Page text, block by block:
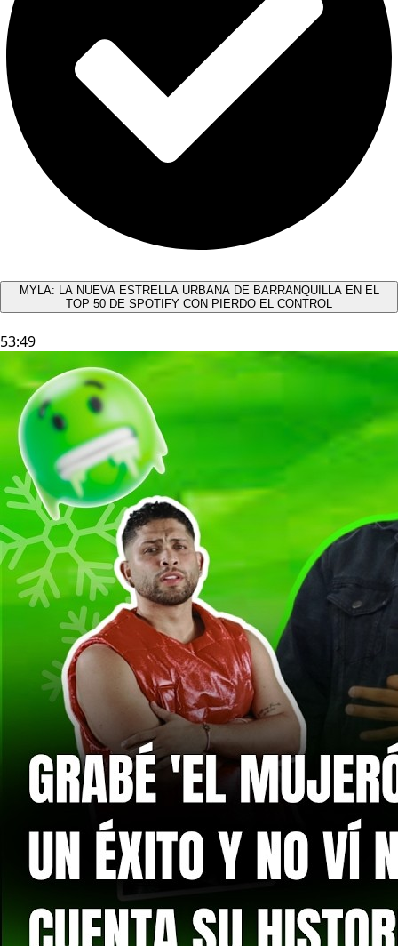
MYLA: LA NUEVA ESTRELLA URBANA DE BARRANQUILLA EN EL
TOP 50 DE SPOTIFY CON PIERDO EL CONTROL
53:49